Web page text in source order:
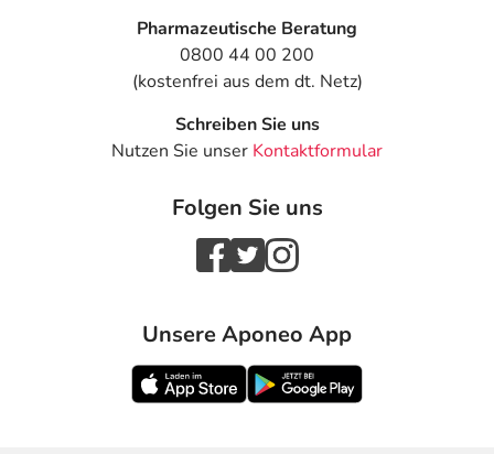
Pharmazeutische Beratung
0800 44 00 200
(kostenfrei aus dem dt. Netz)
Schreiben Sie uns
Nutzen Sie unser Kontaktformular
Folgen Sie uns
Unsere Aponeo App